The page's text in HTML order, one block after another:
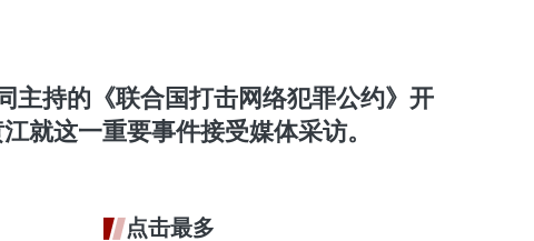
主持的《联合国打击网络犯罪公约》开
就这一重要事件接受媒体采访。
点击最多